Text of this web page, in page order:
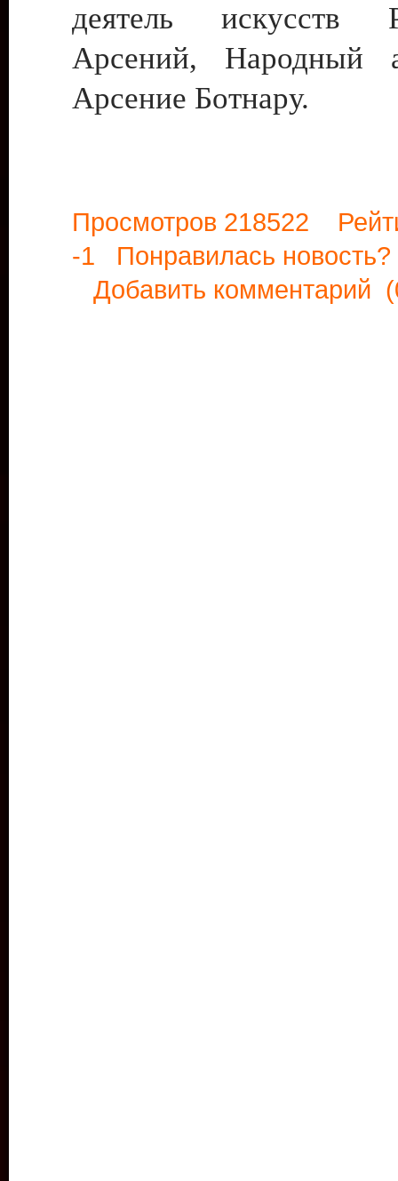
деятель
Арсений, Народный
Арсение Ботнару.
Просмотров 218522
-1 Понравилась
Добавить комментарий